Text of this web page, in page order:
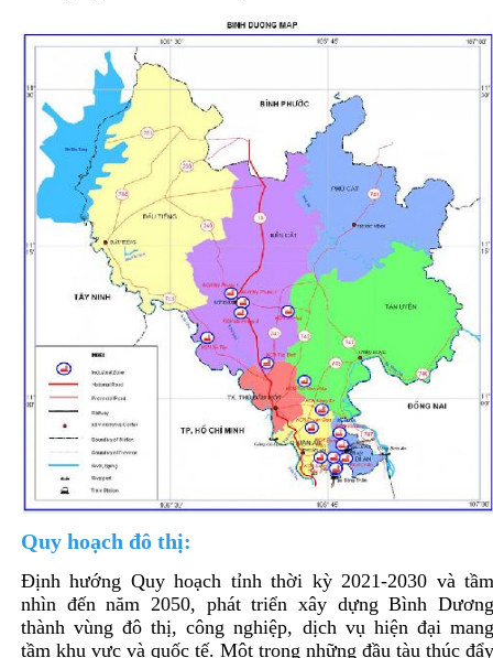
Quy hoạch đô thị:
Định hướng Quy hoạch tỉnh thời kỳ 2021-2030 và
nhìn đến năm 2050, phát triển xây dựng Bình
thành vùng đô thị, công nghiệp, dịch vụ hiện đại
tầm khu vực và quốc tế. Một trong những đầu tàu thúc